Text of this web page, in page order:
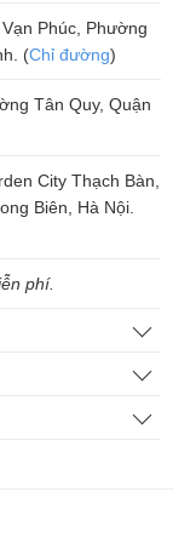
Phúc, Phường
(Chỉ đường)
Tân Quy, Quận
City Thạch Bàn,
Biên, Hà Nội.
phí.